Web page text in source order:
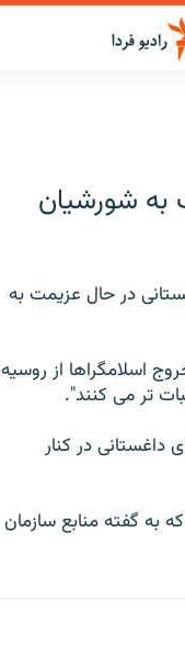
به شورشیان
در حال عزیمت به
اسلامگراها از روسیه
تر می کنند".
داغستان نیز گفته است هم اکنون ۲۰۰ اسلامگرای داغستانی در کنار
به گفته منابع سازمان